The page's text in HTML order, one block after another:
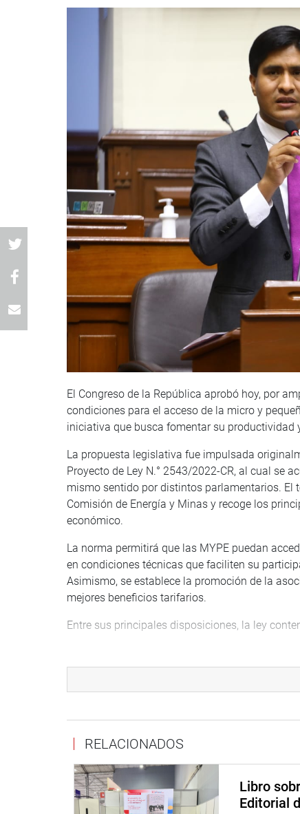
El Congreso de la República aprobó hoy, por
condiciones para el acceso de la micro y
iniciativa que busca fomentar su
La propuesta legislativa fue impulsada
Proyecto de Ley N.° 2543/2022-CR, al cual se
mismo sentido por distintos parlamentarios. El
Comisión de Energía y Minas y recoge los
económico.
La norma permitirá que las MYPE puedan
en condiciones técnicas que faciliten su
Asimismo, se establece la promoción de la
mejores beneficios tarifarios.
Entre sus principales disposiciones, la ley
El reconocimiento de asociaciones de
Producción y el Ministerio de Energía y
El congresista Wilson Soto destacó que esta
energéticos en mejores condiciones, en
parte del empleo nacional. “Desde el
nuestras MYPE para crecer y competir en
RELACIONADOS
Libro
Editorial